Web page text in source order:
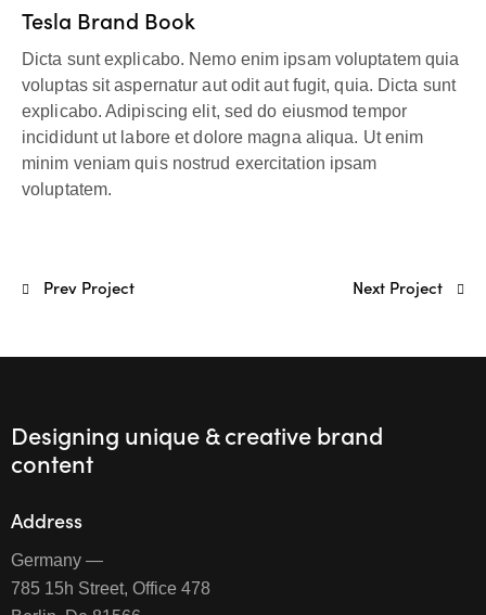
Tesla Brand Book
Dicta sunt explicabo. Nemo enim ipsam voluptatem quia
voluptas sit aspernatur aut odit aut fugit, quia. Dicta sunt
explicabo. Adipiscing elit, sed do eiusmod tempor
incididunt ut labore et dolore magna aliqua. Ut enim
minim veniam quis nostrud exercitation ipsam
voluptatem.
Prev Project Next Project
Designing unique & creative brand
content
Address
Germany —
785 15h Street, Office 478